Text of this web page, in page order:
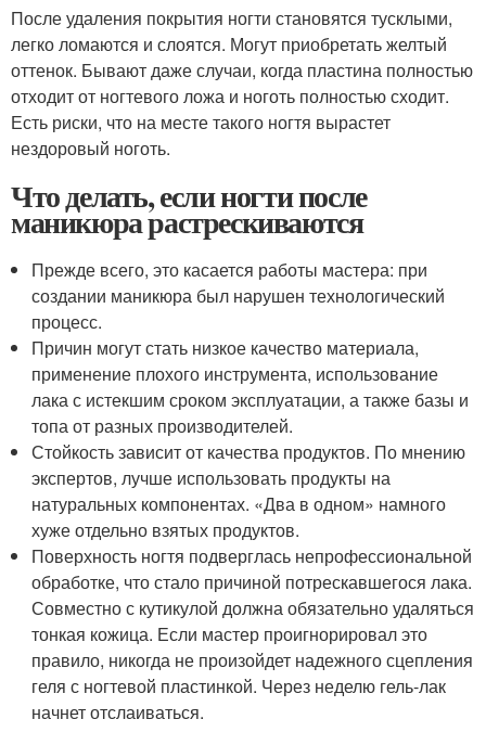
После удаления покрытия ногти становятся тусклыми,
легко ломаются и слоятся. Могут приобретать желтый
оттенок. Бывают даже случаи, когда пластина полностью
отходит от ногтевого ложа и ноготь полностью сходит.
Есть риски, что на месте такого ногтя вырастет
нездоровый ноготь.
Что делать, если ногти после
маникюра растрескиваются
Прежде всего, это касается работы мастера: при
создании маникюра был нарушен технологический
процесс.
Причин могут стать низкое качество материала,
применение плохого инструмента, использование
лака с истекшим сроком эксплуатации, а также базы и
топа от разных производителей.
Стойкость зависит от качества продуктов. По мнению
экспертов, лучше использовать продукты на
натуральных компонентах. «Два в одном» намного
хуже отдельно взятых продуктов.
Поверхность ногтя подверглась непрофессиональной
обработке, что стало причиной потрескавшегося лака.
Совместно с кутикулой должна обязательно удаляться
тонкая кожица. Если мастер проигнорировал это
правило, никогда не произойдет надежного сцепления
геля с ногтевой пластинкой. Через неделю гель-лак
начнет отслаиваться.